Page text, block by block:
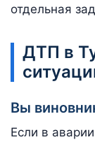
отдельная
ДТП в
Вы
Если в